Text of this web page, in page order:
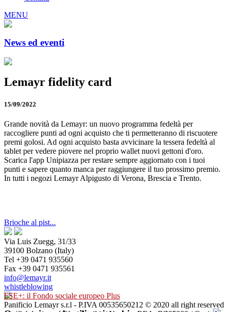
MENU
News ed eventi
Lemayr fidelity card
15/09/2022
Grande novità da Lemayr: un nuovo programma fedeltà per
raccogliere punti ad ogni acquisto che ti permetteranno di riscuotere
premi golosi. Ad ogni acquisto basta avvicinare la tessera fedeltà al
tablet per vedere piovere nel proprio wallet nuovi gettoni d'oro.
Scarica l'app Unipiazza per restare sempre aggiornato con i tuoi
punti e sapere quanto manca per raggiungere il tuo prossimo premio.
In tutti i negozi Lemayr Alpigusto di Verona, Brescia e Trento.
Brioche al pist...
Via Luis Zuegg, 31/33
39100 Bolzano (Italy)
Tel +39 0471 935560
Fax +39 0471 935561
info@lemayr.it
whistleblowing
FSE+: il Fondo sociale europeo Plus
Panificio Lemayr s.r.l - P.IVA 00535650212 © 2020 all right reserved